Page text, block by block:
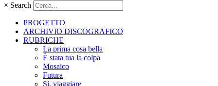
× Search
PROGETTO
ARCHIVIO DISCOGRAFICO
RUBRICHE
La prima cosa bella
È stata tua la colpa
Mosaico
Futura
Sì, viaggiare